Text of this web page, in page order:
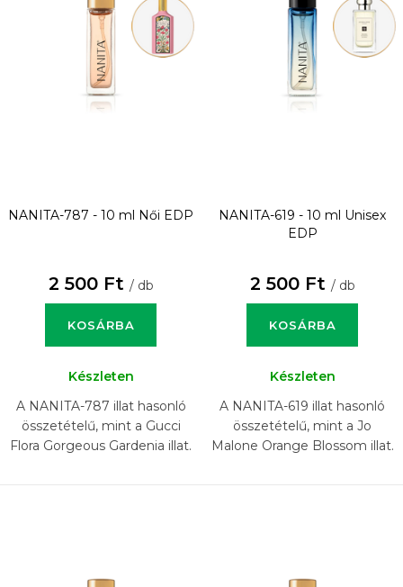
NANITA-787 - 10 ml Női EDP
2 500 Ft / db
KOSÁRBA
Készleten
A NANITA-787 illat hasonló
összetételű, mint a Gucci
Flora Gorgeous Gardenia illat.
NANITA-619 - 10 ml Unisex
EDP
2 500 Ft / db
KOSÁRBA
Készleten
A NANITA-619 illat hasonló
összetételű, mint a Jo
Malone Orange Blossom illat.